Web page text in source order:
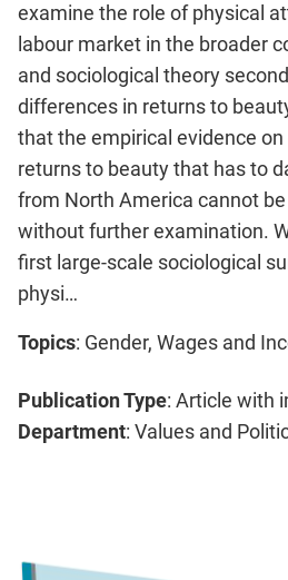
examine the role of physical
labour market in the broader
and sociological theory
differences in returns to
that the empirical evidence
returns to beauty that has to
from North America cannot
without further examination.
first large-scale sociological
physi…
Topics: Gender, Wages and
Publication Type: Article with
Department: Values and